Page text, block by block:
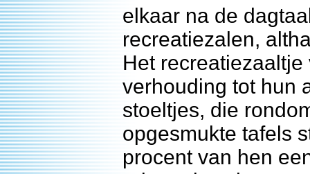
elkaar na de
recreatiezalen,
Het
verhouding tot hun
stoeltjes, die
opgesmukte tafels
procent van hen